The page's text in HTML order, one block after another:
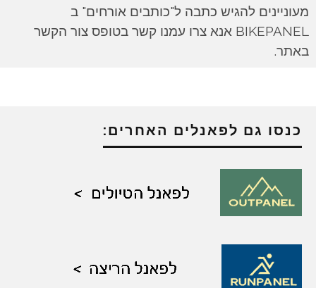
מעוניינים להגיש כתבה ל"כותבים אורחים" ב
BIKEPANEL אנא צרו עמנו קשר בטופס צור הקשר
באתר.
כנסו גם לפאנלים האחרים: